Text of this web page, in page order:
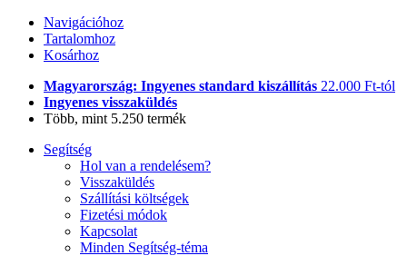
Navigációhoz
Tartalomhoz
Kosárhoz
Magyarország: Ingyenes standard kiszállítás 22.000 Ft-tól
Ingyenes visszaküldés
Több, mint 5.250 termék
Segítség
Hol van a rendelésem?
Visszaküldés
Szállítási költségek
Fizetési módok
Kapcsolat
Minden Segítség-téma